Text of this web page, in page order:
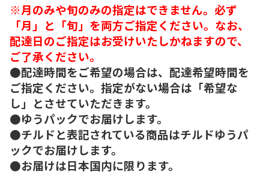
※月のみや旬のみの指定はできません。必ず
「月」と「旬」を両方ご指定ください。なお、
配達日のご指定はお受けいたしかねますので、
ご了承ください。
●配達時間をご希望の場合は、配達希望時間を
ご指定ください。指定がない場合は「希望な
し」とさせていただきます。
●ゆうパックでお届けします。
●チルドと表記されている商品はチルドゆうパ
ックでお届けします。
●お届けは日本国内に限ります。